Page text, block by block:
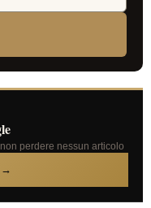
perdere nessun articolo
→